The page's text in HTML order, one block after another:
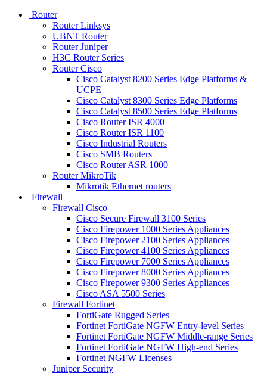
Router
Router Linksys
UBNT Router
Router Juniper
H3C Router Series
Router Cisco
Cisco Catalyst 8200 Series Edge Platforms &
UCPE
Cisco Catalyst 8300 Series Edge Platforms
Cisco Catalyst 8500 Series Edge Platforms
Cisco Router ISR 4000
Cisco Router ISR 1100
Cisco Industrial Routers
Cisco SMB Routers
Cisco Router ASR 1000
Router MikroTik
Mikrotik Ethernet routers
Firewall
Firewall Cisco
Cisco Secure Firewall 3100 Series
Cisco Firepower 1000 Series Appliances
Cisco Firepower 2100 Series Appliances
Cisco Firepower 4100 Series Appliances
Cisco Firepower 7000 Series Appliances
Cisco Firepower 8000 Series Appliances
Cisco Firepower 9300 Series Appliances
Cisco ASA 5500 Series
Firewall Fortinet
FortiGate Rugged Series
Fortinet FortiGate NGFW Entry-level Series
Fortinet FortiGate NGFW Middle-range Series
Fortinet FortiGate NGFW High-end Series
Fortinet NGFW Licenses
Juniper Security